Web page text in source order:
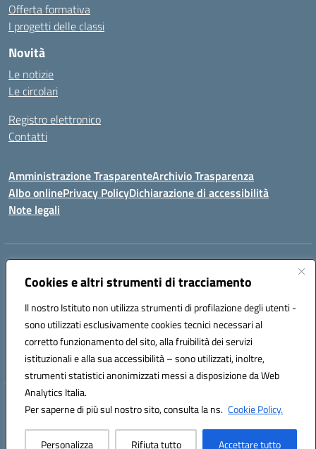
Cookies e altri strumenti di tracciamento
Il nostro Istituto non utilizza strumenti di profilazione degli utenti -
sono utilizzati esclusivamente cookies tecnici necessari al
corretto funzionamento del sito, alla fruibilità dei servizi
istituzionali e alla sua accessibilità – sono utilizzati, inoltre,
strumenti statistici anonimizzati messi a disposizione da Web
Analytics Italia.
Per saperne di più sul nostro sito, consulta la ns. Cookie Policy.
Personalizza Rifiuta tutto Accettare tutto
Offerta formativa
I progetti delle classi
Novità
Le notizie
Le circolari
Registro elettronico
Contatti
Amministrazione TrasparenteArchivio Trasparenza
Albo onlinePrivacy PolicyDichiarazione di accessibilità
Note legali
Indirizzo:
Centralino:096721161 Email:czic869004@istruzione.it
Codice fiscale: 84000710792
Codice meccanografico:
CZIC869004
Codice unico di fatturazione (CUF): UFKGA0
Hosting & Powered by 3D Solution S.r.l.
Concept & Design by Designers Italia